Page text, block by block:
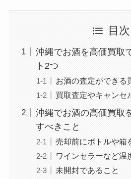
目次
沖縄でお酒を高価買取
ト2つ
お酒の査定ができる
買取査定やキャンセ
沖縄でお酒の高価買取
すべきこと
売却前にボトルや箱
ワインセラーなど温
未開封であること